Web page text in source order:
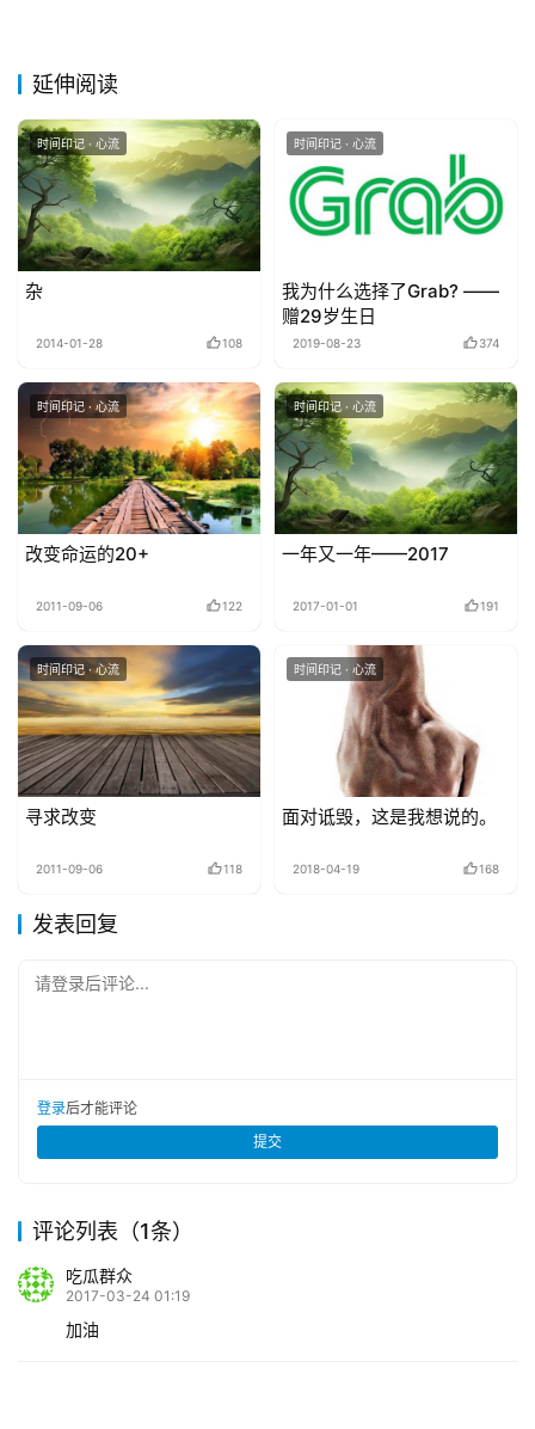
延伸阅读
时间印记 · 心流
杂
2014-01-28 108
时间印记 · 心流
我为什么选择了Grab? ——
赠29岁生日
2019-08-23 374
时间印记 · 心流
改变命运的20+
2011-09-06 122
时间印记 · 心流
一年又一年——2017
2017-01-01 191
时间印记 · 心流
寻求改变
2011-09-06 118
时间印记 · 心流
面对诋毁，这是我想说的。
2018-04-19 168
发表回复
请登录后评论...
登录后才能评论
提交
评论列表（1条）
吃瓜群众
2017-03-24 01:19
加油